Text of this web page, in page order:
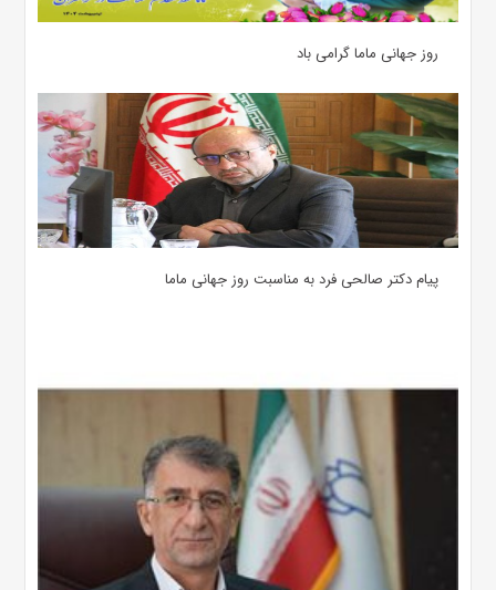
روز جهانی ماما گرامی باد
پیام دکتر صالحی فرد به مناسبت روز جهانی ماما